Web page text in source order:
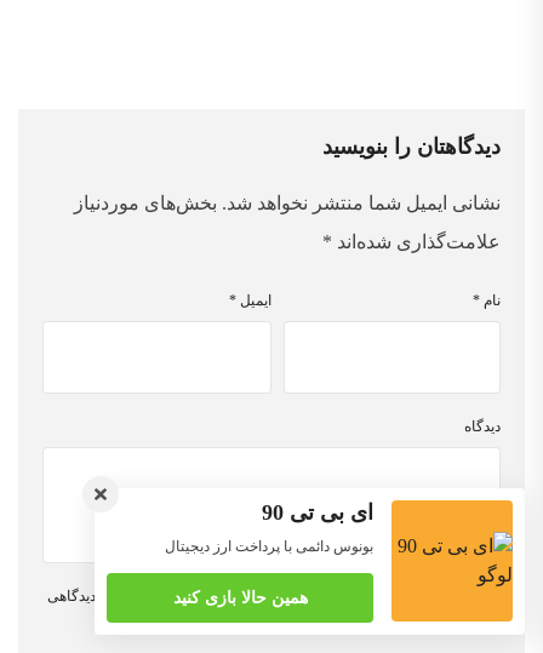
دیدگاهتان را بنویسید
نشانی ایمیل شما منتشر نخواهد شد. بخش‌های موردنیاز
علامت‌گذاری شده‌اند *
نام * ایمیل *
دیدگاه
ذخیره نام، ایمیل و وبسایت من در مرورگر برای زمانی که دوباره دیدگاهی
می‌نویسم.
ای بی تی 90
بونوس دائمی با پرداخت ارز دیجیتال
همین حالا بازی کنید